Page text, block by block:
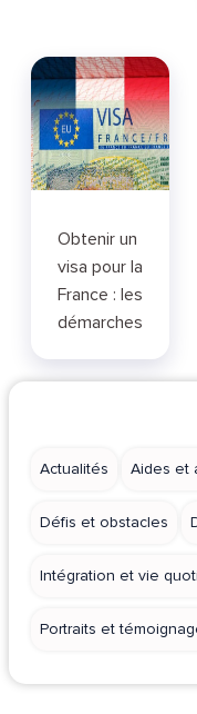
Obtenir un
visa pour la
France : les
démarches
Actualités Aides et
Défis et obstacles
Intégration et vie
Portraits et